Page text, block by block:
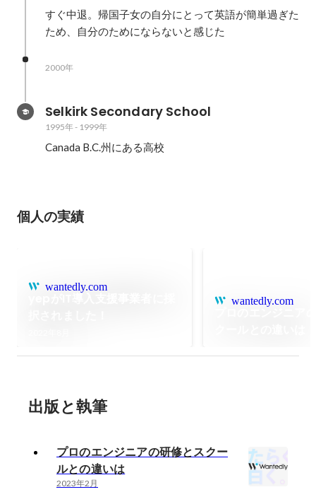
すぐ中退。帰国子女の自分にとって英語が簡単過ぎた
ため、自分のためにならないと感じた
2000年
Selkirk Secondary School
1995年- 1999年
Canada B.C.州にある高校
個人の実績
wantedly.com
wantedly.com
出版と執筆
プロのエンジニアの研修とスクー
ルとの違いは
2023年2月